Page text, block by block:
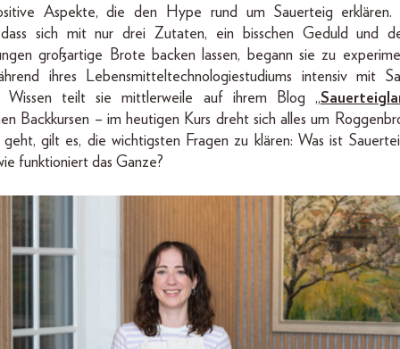
Aspekte, die den Hype rund um Sauerteig erklären.
sich mit nur drei Zutaten, ein bisschen Geduld und
großartige Brote backen lassen, begann sie zu
ihres Lebensmitteltechnologiestudiums intensiv mit
Wissen teilt sie mittlerweile auf ihrem Blog „
Backkursen – im heutigen Kurs dreht sich alles um
geht, gilt es, die wichtigsten Fragen zu klären: Was ist
funktioniert das Ganze?